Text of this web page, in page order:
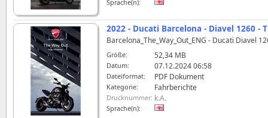
Sprache(n):
2022 - Ducati Barcelona - Diavel 1260 -
Barcelona_The_Way_Out_ENG - Ducati Diavel
Größe: 52,34 MB
Datum: 07.12.2024 06:58
Dateiformat: PDF Dokument
Kategorie: Fahrberichte
Drucknummer: k.A.
Sprache(n):